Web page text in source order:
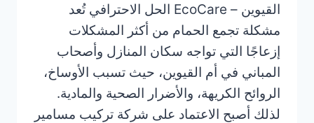
القيوين – EcoCare الحل الاحترافي تُعد
مشكلة تجمع الحمام من أكثر المشكلات
إزعاجًا التي تواجه سكان المنازل وأصحاب
المباني في أم القيوين، حيث تسبب الأوساخ،
الروائح الكريهة، والأضرار الصحية والمادية.
لذلك أصبح الاعتماد على شركة تركيب مسامير